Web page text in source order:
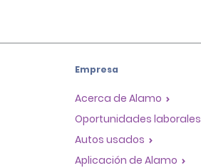
Empresa
Acerca de Alamo
Oportunidades laborales
Autos usados
Aplicación de Alamo